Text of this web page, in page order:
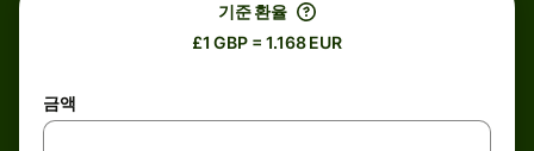
기준 환율
£1 GBP = 1.168 EUR
금액